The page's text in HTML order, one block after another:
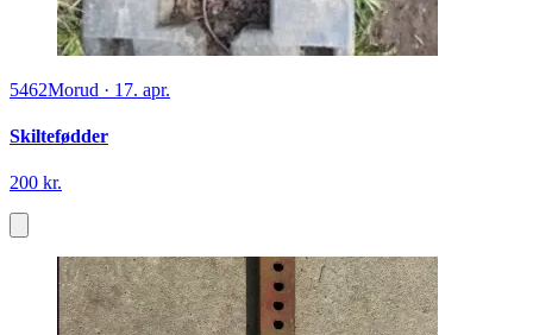
5462Morud · 17. apr.
Skiltefødder
200 kr.